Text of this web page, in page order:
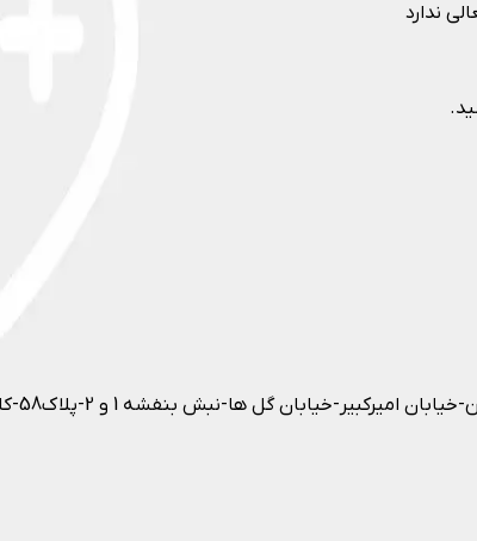
ندارد
گل ها-نبش بنفشه 1 و 2-پلاک58-کلینیک لیزر دکتر فهیمه قنبرپور